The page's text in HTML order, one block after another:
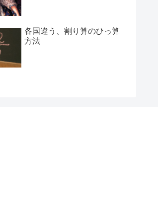
各国違う、割り算のひっ算
方法